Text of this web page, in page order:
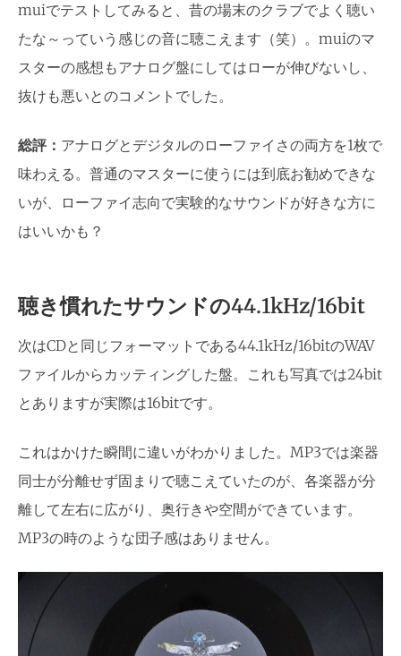
muiでテストしてみると、昔の場末のクラブでよく聴い
たな～っていう感じの音に聴こえます（笑）。muiのマ
スターの感想もアナログ盤にしてはローが伸びないし、
抜けも悪いとのコメントでした。
総評： アナログとデジタルのローファイさの両方を1枚で
味わえる。普通のマスターに使うには到底お勧めできな
いが、ローファイ志向で実験的なサウンドが好きな方に
はいいかも？
聴き慣れたサウンドの44.1kHz/16bit
次はCDと同じフォーマットである44.1kHz/16bitのWAV
ファイルからカッティングした盤。これも写真では24bit
とありますが実際は16bitです。
これはかけた瞬間に違いがわかりました。MP3では楽器
同士が分離せず固まりで聴こえていたのが、各楽器が分
離して左右に広がり、奥行きや空間ができています。
MP3の時のような団子感はありません。